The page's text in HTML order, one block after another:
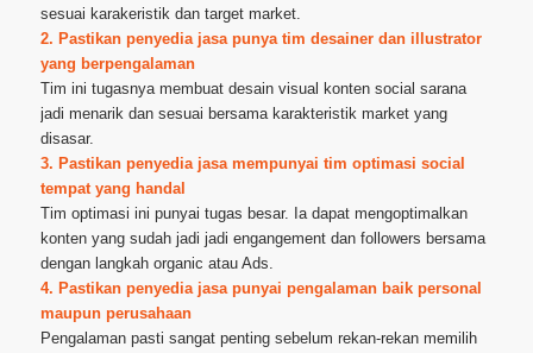
sesuai karakeristik dan target market.
2. Pastikan penyedia jasa punya tim desainer dan illustrator
yang berpengalaman
Tim ini tugasnya membuat desain visual konten social sarana
jadi menarik dan sesuai bersama karakteristik market yang
disasar.
3. Pastikan penyedia jasa mempunyai tim optimasi social
tempat yang handal
Tim optimasi ini punyai tugas besar. Ia dapat mengoptimalkan
konten yang sudah jadi jadi engangement dan followers bersama
dengan langkah organic atau Ads.
4. Pastikan penyedia jasa punyai pengalaman baik personal
maupun perusahaan
Pengalaman pasti sangat penting sebelum rekan-rekan memilih